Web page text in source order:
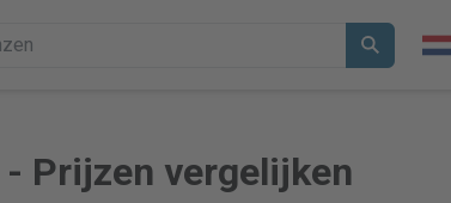
Prijzen vergelijken